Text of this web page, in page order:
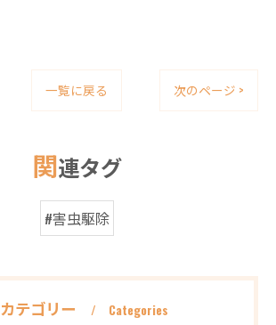
一覧に戻る 次のページ >
関連タグ
#害虫駆除
カテゴリー Categories